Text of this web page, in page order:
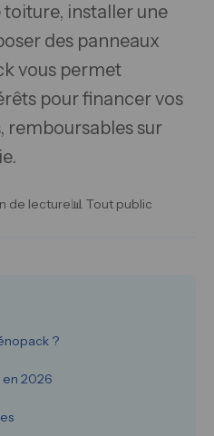
installer une
des panneaux
vous permet
pour financer vos
remboursables sur
de lecture📊 Tout public
?
en 2026